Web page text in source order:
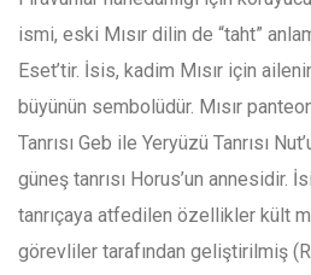
ismi, eski Mısır dilin de “taht”
Eset’tir. İsis, kadim Mısır için
büyünün sembolüdür. Mısır
Tanrısı Geb ile Yeryüzü Tanrısı
güneş tanrısı Horus’un annesidir.
tanrıçaya atfedilen özellikler kült
görevliler tarafından geliştirilmiş